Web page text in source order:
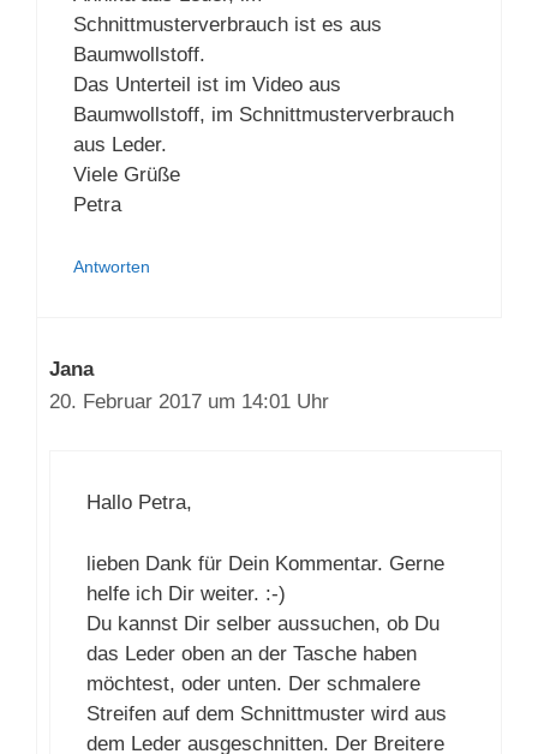
Annika aus Leder, im
Schnittmusterverbrauch ist es aus
Baumwollstoff.
Das Unterteil ist im Video aus
Baumwollstoff, im
Schnittmusterverbrauch aus Leder.
Viele Grüße
Jana
lieben Dank für Dein Kommentar. Gerne
helfe ich Dir weiter. :-)
Du kannst Dir selber aussuchen, ob Du
das Leder oben an der Tasche haben
möchtest, oder unten. Der schmalere
Streifen auf dem Schnittmuster wird aus